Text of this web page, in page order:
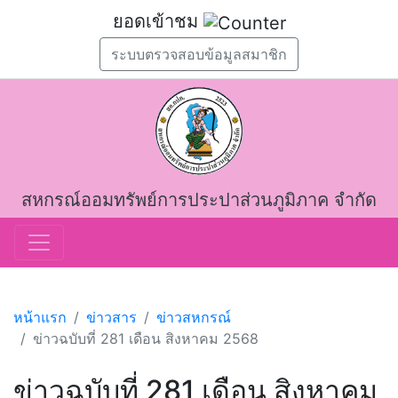
ยอดเข้าชม
ระบบตรวจสอบข้อมูลสมาชิก
สหกรณ์ออมทรัพย์การประปาส่วนภูมิภาค จำกัด
หน้าแรก ข่าวสาร
ข่าวสหกรณ์
ข่าวฉบับที่ 281 เดือน สิงหาคม 2568
ข่าวฉบับที่ 281 เดือน สิงหาคม